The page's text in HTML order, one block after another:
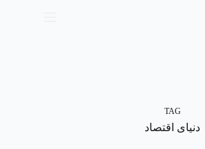
TAG
دنیای اقتصاد